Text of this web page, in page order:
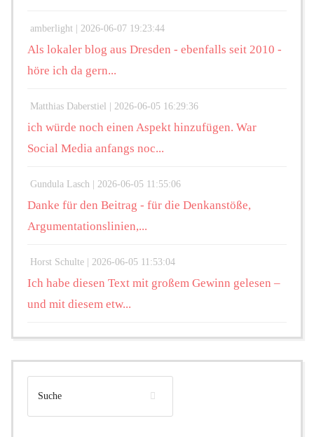
amberlight | 2026-06-07 19:23:44
Als lokaler blog aus Dresden - ebenfalls seit 2010 -
höre ich da gern...
Matthias Daberstiel | 2026-06-05 16:29:36
ich würde noch einen Aspekt hinzufügen. War
Social Media anfangs noc...
Gundula Lasch | 2026-06-05 11:55:06
Danke für den Beitrag - für die Denkanstöße,
Argumentationslinien,...
Horst Schulte | 2026-06-05 11:53:04
Ich habe diesen Text mit großem Gewinn gelesen –
und mit diesem etw...